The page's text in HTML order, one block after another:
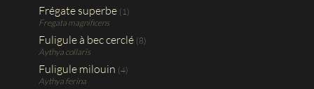
Frégate superbe (1)
Fregata magnificens
Fuligule à bec cerclé (8)
Aythya collaris
Fuligule milouin (4)
Aythya ferina